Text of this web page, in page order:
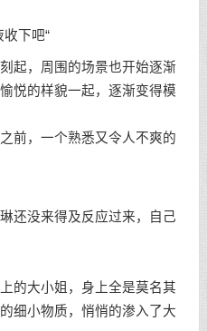
下吧“
起，周围的场景也开始逐渐
悦的样貌一起，逐渐变得模
前，一个熟悉又令人不爽的
还没来得及反应过来，自己
的大小姐，身上全是莫名其
细小物质，悄悄的渗入了大